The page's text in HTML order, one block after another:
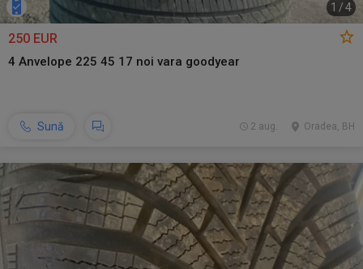
1 /4
250 EUR
4 Anvelope 225 45 17 noi vara goodyear
Sună Oradea, BH
2 aug.